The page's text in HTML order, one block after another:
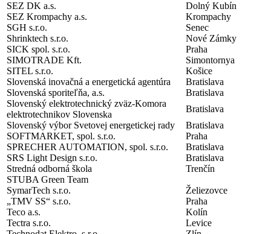
SEZ DK a.s.
Dolný Kubín
SEZ Krompachy a.s.
Krompachy
SGH s.r.o.
Senec
Shrinktech s.r.o.
Nové Zámky
SICK spol. s.r.o.
Praha
SIMOTRADE Kft.
Simontornya
SITEL s.r.o.
Košice
Slovenská inovačná a energetická agentúra
Bratislava
Slovenská sporiteľňa, a.s.
Bratislava
Slovenský elektrotechnický zväz-Komora
elektrotechnikov Slovenska
Bratislava
Slovenský výbor Svetovej energetickej rady
Bratislava
SOFTMARKET, spol. s.r.o.
Praha
SPRECHER AUTOMATION, spol. s.r.o.
Bratislava
SRS Light Design s.r.o.
Bratislava
Stredná odborná škola
Trenčín
STUBA Green Team
SymarTech s.r.o.
Želiezovce
„TMV SS“ s.r.o.
Praha
Teco a.s.
Kolín
Tectra s.r.o.
Levice